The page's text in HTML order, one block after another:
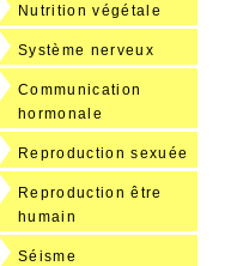
Nutrition végétale
Système nerveux
Communication
hormonale
Reproduction sexuée
Reproduction être
humain
Séisme